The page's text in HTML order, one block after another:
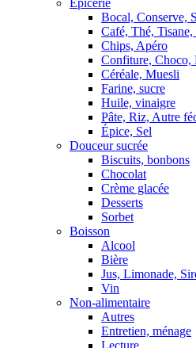
Épicerie
Bocal, Conserve,
Café, Thé, Tisane,
Chips, Apéro
Confiture, Choco,
Céréale, Muesli
Farine, sucre
Huile, vinaigre
Pâte, Riz, Autre
Épice, Sel
Douceur sucrée
Biscuits, bonbons
Chocolat
Crème glacée
Desserts
Sorbet
Boisson
Alcool
Bière
Jus, Limonade,
Vin
Non-alimentaire
Autres
Entretien, ménage
Lecture